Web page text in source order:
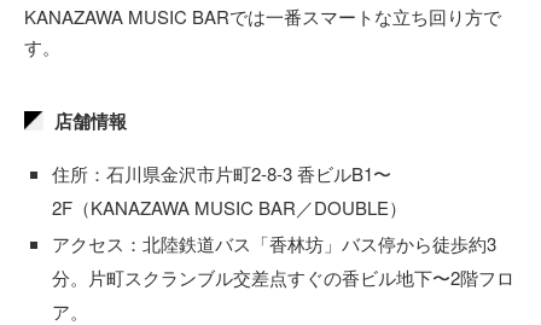
KANAZAWA MUSIC BARでは一番スマートな立ち回り方で
す。
店舗情報
住所：石川県金沢市片町2-8-3 香ビルB1〜
2F（KANAZAWA MUSIC BAR／DOUBLE）
アクセス：北陸鉄道バス「香林坊」バス停から徒歩約3
分。片町スクランブル交差点すぐの香ビル地下〜2階フロ
ア。